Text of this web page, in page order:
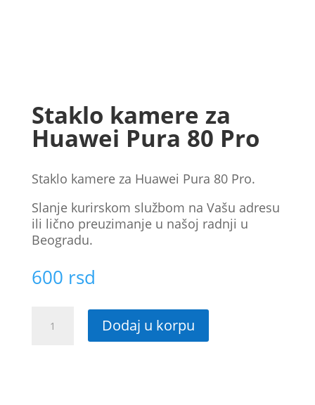
Staklo kamere za
Huawei Pura 80 Pro
Staklo kamere za Huawei Pura 80 Pro.
Slanje kurirskom službom na Vašu adresu
ili lično preuzimanje u našoj radnji u
Beogradu.
600 rsd
kamere
Dodaj u korpu